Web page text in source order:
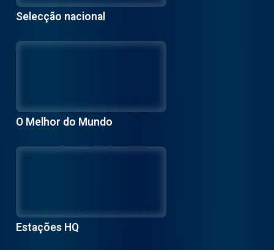
Selecção nacional
O Melhor do Mundo
Estações HQ